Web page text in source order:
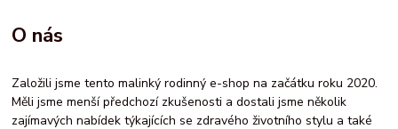
O nás
Založili jsme tento malinký rodinný e-shop na začátku roku 2020.
Měli jsme menší předchozí zkušenosti a dostali jsme několik
zajímavých nabídek týkajících se zdravého životního stylu a také